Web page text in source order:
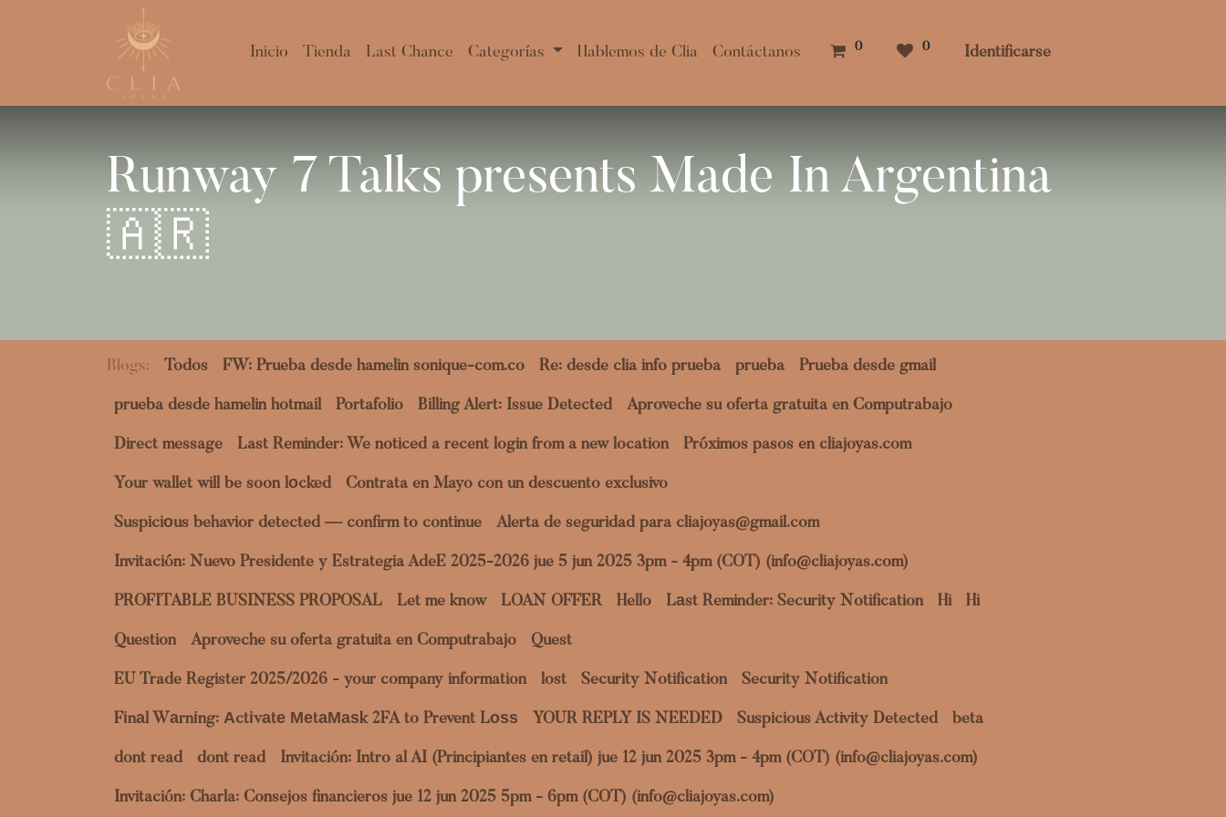
Inicio Tienda Last Chance Categorías Hablemos de Clia Contáctanos 0 0 Identificarse
Runway 7 Talks presents Made In Argentina
🇦🇷
Blogs: Todos FW: Prueba desde hamelin sonique-com.co Re: desde clia info prueba prueba Prueba desde gmail
prueba desde hamelin hotmail Portafolio Billing Alert: Issue Detected Aproveche su oferta gratuita en Computrabajo
Direct message Last Reminder: We noticed a recent login from a new location Próximos pasos en cliajoyas.com
Your wallet will be soon lоcked Contrata en Mayo con un descuento exclusivo
Suspiciоus behavior detected — confirm to continue Alerta de seguridad para cliajoyas@gmail.com
Invitación: Nuevo Presidente y Estrategia AdeE 2025-2026 jue 5 jun 2025 3pm - 4pm (COT) (info@cliajoyas.com)
PROFITABLE BUSINESS PROPOSAL Let me know LOAN OFFER Hello Lаst Reminder: Security Notification Hi Hi
Question Aproveche su oferta gratuita en Computrabajo Quest
EU Trade Register 2025/2026 - your company information lost Security Notification Security Notification
Fіnаl Wаrnіng: Аctіvаtе МеtаМаѕk 2FA to Prevent Lоѕѕ YOUR REPLY IS NEEDED Suspicious Activity Detected beta
dont read dont read Invitación: Intro al AI (Principiantes en retail) jue 12 jun 2025 3pm - 4pm (COT) (info@cliajoyas.com)
Invitación: Charla: Consejos financieros jue 12 jun 2025 5pm - 6pm (COT) (info@cliajoyas.com)